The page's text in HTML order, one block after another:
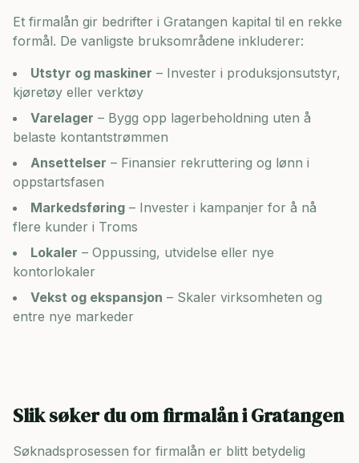
Et firmalån gir bedrifter i Gratangen kapital til en rekke
formål. De vanligste bruksområdene inkluderer:
Utstyr og maskiner – Invester i produksjonsutstyr,
kjøretøy eller verktøy
Varelager – Bygg opp lagerbeholdning uten å
belaste kontantstrømmen
Ansettelser – Finansier rekruttering og lønn i
oppstartsfasen
Markedsføring – Invester i kampanjer for å nå
flere kunder i Troms
Lokaler – Oppussing, utvidelse eller nye
kontorlokaler
Vekst og ekspansjon – Skaler virksomheten og
entre nye markeder
Slik søker du om firmalån iGratangen
Søknadsprosessen for firmalån er blitt betydelig